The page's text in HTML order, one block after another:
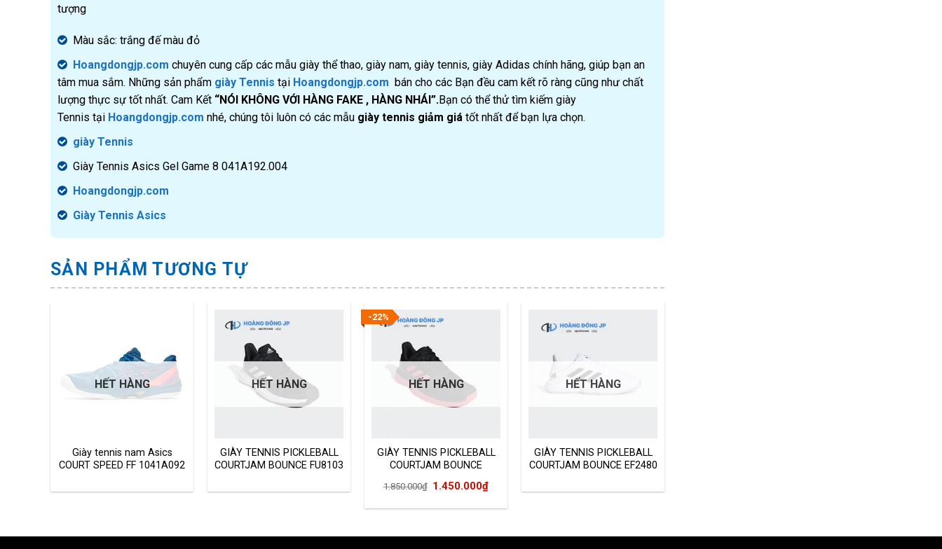
tượng
Màu sắc: trắng đế màu đỏ
Hoangdongjp.com chuyên cung cấp các mẫu giày thể thao, giày nam, giày tennis, giày Adidas chính hãng, giúp bạn an
tâm mua sắm. Những sản phẩm giày Tennis tại Hoangdongjp.com bán cho các Bạn đều cam kết rõ ràng cũng như chất
lượng thực sự tốt nhất. Cam Kết “NÓI KHÔNG VỚI HÀNG FAKE , HÀNG NHÁI”.Bạn có thể thử tìm kiếm giày
Tennis tại Hoangdongjp.com nhé, chúng tôi luôn có các mẫu giày tennis giảm giá tốt nhất để bạn lựa chọn.
giày Tennis
Giày Tennis Asics Gel Game 8 041A192.004
Hoangdongjp.com
Giày Tennis Asics
SẢN PHẨM TƯƠNG TỰ
HẾT HÀNG
Giày tennis nam Asics
COURT SPEED FF 1041A092
HẾT HÀNG
GIÀY TENNIS PICKLEBALL
COURTJAM BOUNCE FU8103
-22%
HẾT HÀNG
GIÀY TENNIS PICKLEBALL
COURTJAM BOUNCE
1.850.000₫ Giá
1.850.000₫.
1.450.000₫Giá
là:
HẾT HÀNG
GIÀY TENNIS PICKLEBALL
COURTJAM BOUNCE EF2480
là: